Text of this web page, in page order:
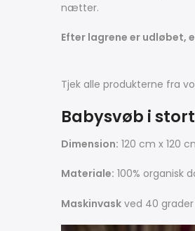
nætter.
Efter lagrene er udløbet,
Tjek alle produkterne fra
Babysvøb i
Dimension: 120 cm x 120
Materiale: 100% organisk
Maskinvask ved 40 grader